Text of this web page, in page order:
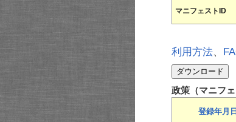
マニフェストID
利用方法、
政策（マニフ
登録年月日